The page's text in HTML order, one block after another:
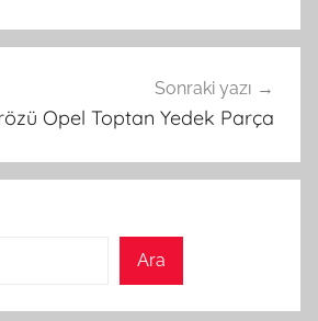
Sonraki yazı
Opel Toptan Yedek Parça
Ara